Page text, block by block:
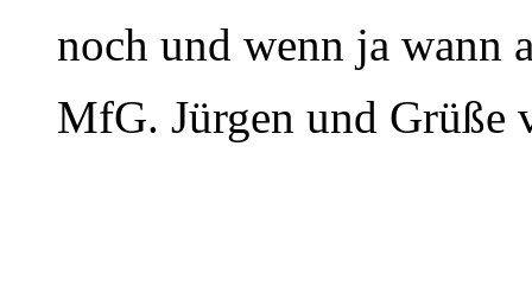
noch und wenn ja wann
MfG. Jürgen und Grüße